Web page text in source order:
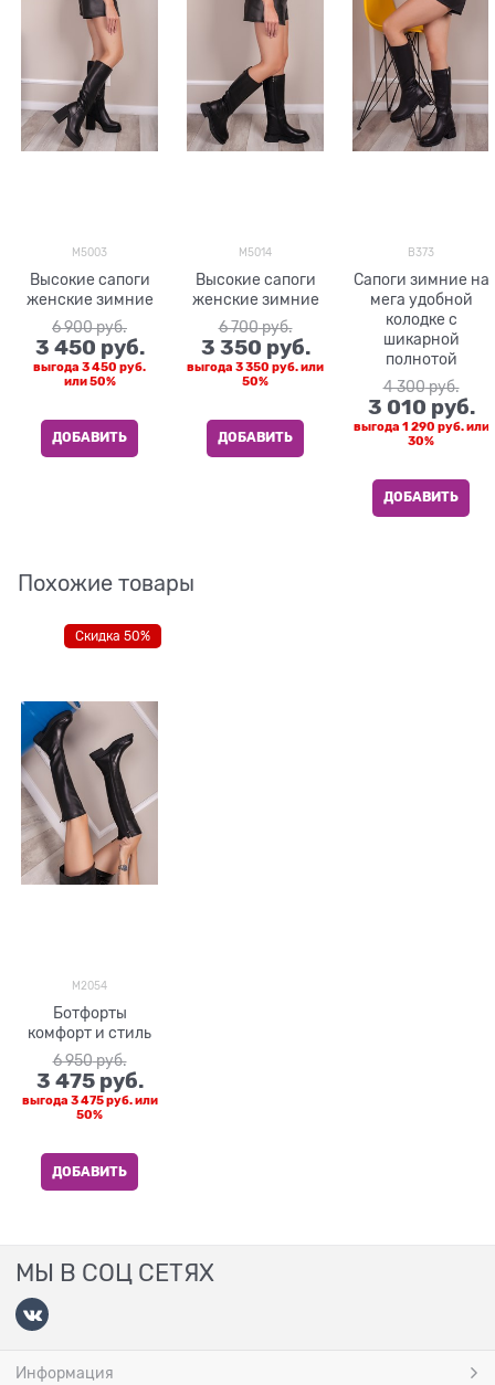
M5003
Высокие сапоги
женские зимние
6 900 руб.
3 450 руб.
выгода 3 450 руб.
или50%
ДОБАВИТЬ
M5014
Высокие сапоги
женские зимние
6 700 руб.
3 350 руб.
выгода 3 350 руб.или
50%
ДОБАВИТЬ
B373
Сапоги зимние на
мега удобной
колодке с
шикарной
полнотой
4 300 руб.
3 010 руб.
выгода 1 290 руб.или
30%
ДОБАВИТЬ
Похожие товары
M2054
Скидка 50%
Ботфорты
комфорт и стиль
6 950 руб.
3 475 руб.
выгода 3 475 руб.или
50%
ДОБАВИТЬ
МЫ В СОЦ СЕТЯХ
Информация